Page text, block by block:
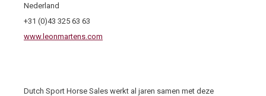
Nederland
+31 (0)43 325 63 63
www.leonmartens.com
Dutch Sport Horse Sales werkt al jaren samen met deze